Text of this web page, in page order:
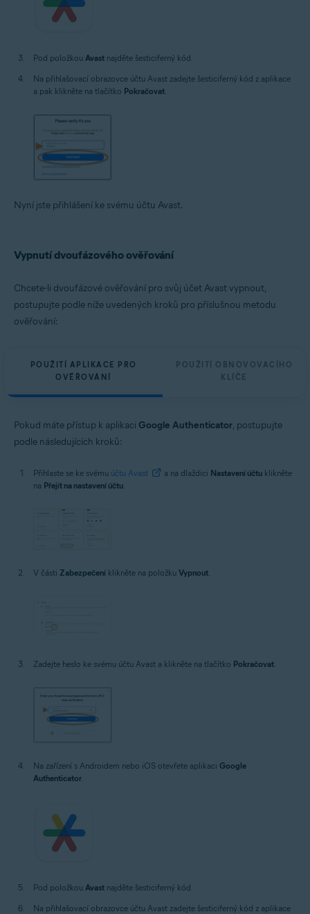
Pod položkou Avast najděte šesticiferný kód.
Na přihlašovací obrazovce účtu Avast zadejte šesticiferný kód z aplikace
a pak klikněte na tlačítko Pokračovat
Nyní jste přihlášení ke svému účtu Avast.
Vypnutí dvoufázového ověřování
Chcete-li dvoufázové ověřování pro svůj účet Avast vypnout,
postupujte podle níže uvedených kroků pro příslušnou metodu
ověřování:
POUŽITÍ APLIKACE PRO
OVĚŘOVÁNÍ
POUŽITÍ OBNOVOVACÍHO
KLÍČE
Pokud máte přístup k aplikaci Google Authenticator, postupujte
podle následujících kroků:
Přihlaste se ke svému účtu Avast a na dlaždici Nastavení účtu klikněte
na Přejít na nastavení účtu
V části Zabezpečení klikněte na položku Vypnout
Zadejte heslo ke svému účtu Avast a klikněte na tlačítko Pokračovat
Na zařízení s Androidem nebo iOS otevřete aplikaci Google
Authenticator
Pod položkou Avast najděte šesticiferný kód.
Na přihlašovací obrazovce účtu Avast zadejte šesticiferný kód z aplikace